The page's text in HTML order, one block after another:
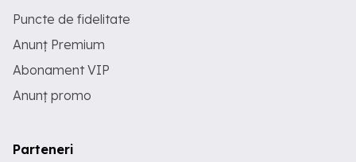
Puncte de fidelitate
Anunț Premium
Abonament VIP
Anunț promo
Parteneri